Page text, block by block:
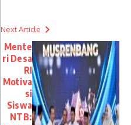
Next Article
Mente
ri Desa
RI
Motiva
si
Siswa
NTB: